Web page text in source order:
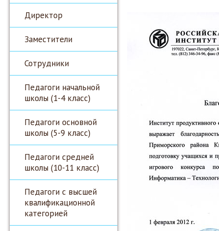
Директор
Заместители
Сотрудники
Педагоги начальной
школы (1-4 класс)
Педагоги основной
школы (5-9 класс)
Педагоги средней
школы (10-11 класс)
Педагоги с высшей
квалификационной
категорией